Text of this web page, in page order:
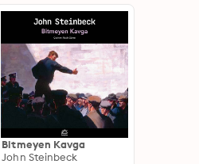
Bitmeyen Kavga
John Steinbeck